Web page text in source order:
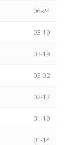
06-24
03-19
03-19
03-02
02-17
01-19
01-14